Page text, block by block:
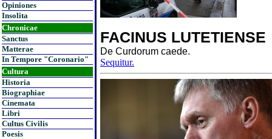
Opiniones
Insolita
Chronicae
Sanctus
Matterae
In Tempore "Coronario"
Cultura
Historia
Biographiae
Cinemata
Libri
Cultus Civilis
Poesis
FACINUS LUTETIENSE
De Curdorum caede.
Sequitur.